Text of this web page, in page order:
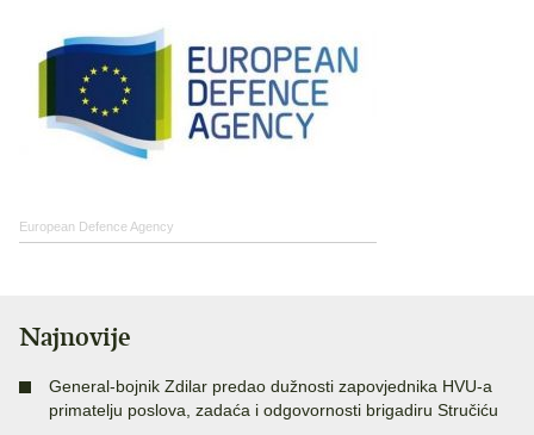
European Defence Agency
Najnovije
General-bojnik Zdilar predao dužnosti zapovjednika HVU-a
primatelju poslova, zadaća i odgovornosti brigadiru Stručiću